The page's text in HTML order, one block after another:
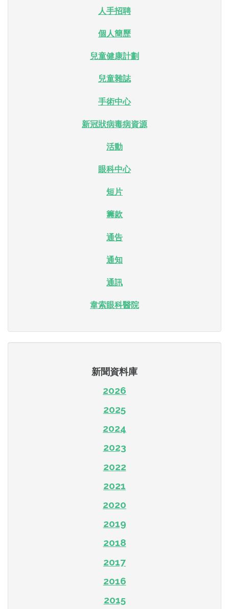
人手招聘
個人簡歷
兒童健康計劃
兒童雜誌
手術中心
新冠狀病毒病資源
活動
眼科中心
短片
籌款
通告
通知
通訊
韋索眼科醫院
新聞資料庫
2026
2025
2024
2023
2022
2021
2020
2019
2018
2017
2016
2015